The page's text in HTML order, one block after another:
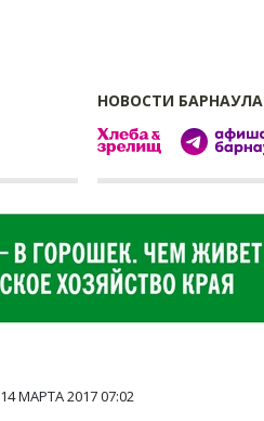
НОВОСТИ БАРНАУЛА
14 МАРТА 201707:02